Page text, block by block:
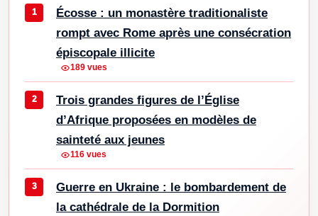
Écosse : un monastère traditionaliste
rompt avec Rome après une consécration
épiscopale illicite
189 vues
Trois grandes figures de l’Église
d’Afrique proposées en modèles de
sainteté aux jeunes
116 vues
Guerre en Ukraine : le bombardement de
la cathédrale de la Dormition